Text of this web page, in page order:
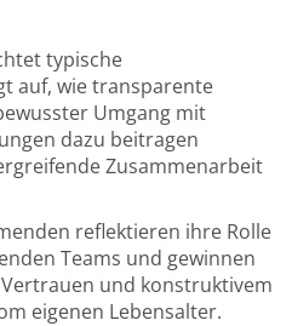
typische
auf, wie transparente
Umgang mit
dazu beitragen
Zusammenarbeit
reflektieren ihre Rolle
Teams und gewinnen
und konstruktivem
eigenen Lebensalter.